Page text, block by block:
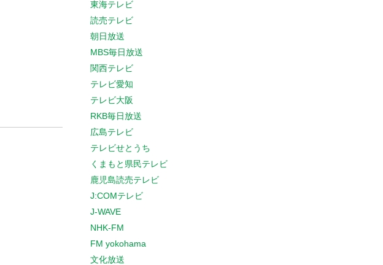
東海テレビ
読売テレビ
朝日放送
MBS毎日放送
関西テレビ
テレビ愛知
テレビ大阪
RKB毎日放送
広島テレビ
テレビせとうち
くまもと県民テレビ
鹿児島読売テレビ
J:COMテレビ
J-WAVE
NHK-FM
FM yokohama
文化放送